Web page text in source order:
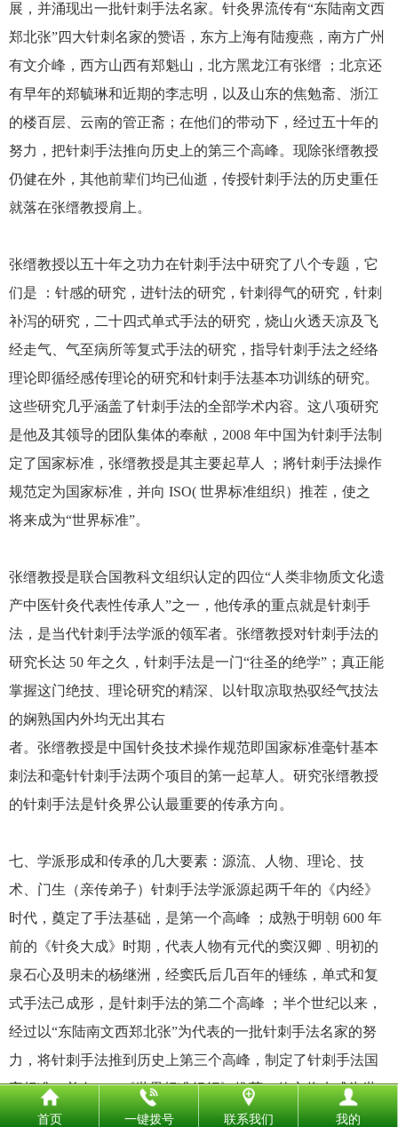
展，并涌现出一批针刺手法名家。针灸界流传有“东陆南文西
郑北张”四大针刺名家的赞语，东方上海有陆瘦燕，南方广州
有文介峰，西方山西有郑魁山，北方黑龙江有张缙 ；北京还
有早年的郑毓琳和近期的李志明，以及山东的焦勉斋、浙江
的楼百层、云南的管正斋；在他们的带动下，经过五十年的
努力，把针刺手法推向历史上的第三个高峰。现除张缙教授
仍健在外，其他前辈们均已仙逝，传授针刺手法的历史重任
就落在张缙教授肩上。
张缙教授以五十年之功力在针刺手法中研究了八个专题，它
们是 ：针感的研究，进针法的研究，针刺得气的研究，针刺
补泻的研究，二十四式单式手法的研究，烧山火透天凉及飞
经走气、气至病所等复式手法的研究，指导针刺手法之经络
理论即循经感传理论的研究和针刺手法基本功训练的研究。
这些研究几乎涵盖了针刺手法的全部学术内容。这八项研究
是他及其领导的团队集体的奉献，2008 年中国为针刺手法制
定了国家标准，张缙教授是其主要起草人 ；將针刺手法操作
规范定为国家标准，并向 ISO( 世界标准组织）推茬，使之
将来成为“世界标准”。
张缙教授是联合国教科文组织认定的四位“人类非物质文化遗
产中医针灸代表性传承人”之一，他传承的重点就是针刺手
法，是当代针刺手法学派的领军者。张缙教授对针刺手法的
研究长达 50 年之久，针刺手法是一门“往圣的绝学”；真正能
掌握这门绝技、理论研究的精深、以针取凉取热驭经气技法
的娴熟国内外均无出其右
者。张缙教授是中国针灸技术操作规范即国家标准毫针基本
刺法和毫针针刺手法两个项目的第一起草人。研究张缙教授
的针刺手法是针灸界公认最重要的传承方向。
七、学派形成和传承的几大要素：源流、人物、理论、技
术、门生（亲传弟子）针刺手法学派源起两千年的《内经》
时代，奠定了手法基础，是第一个高峰 ；成熟于明朝 600 年
前的《针灸大成》时期，代表人物有元代的窦汉卿﹑明初的
泉石心及明未的杨继洲，经窦氏后几百年的锤练，单式和复
式手法己成形，是针刺手法的第二个高峰 ；半个世纪以来，
经过以“东陆南文西郑北张”为代表的一批针刺手法名家的努
力，将针刺手法推到历史上第三个高峰，制定了针刺手法国
家标准，并向 ISO《世界标准组织》推荐，使之将来成为世
界标准。
首页 一键拨号 联系我们 我的